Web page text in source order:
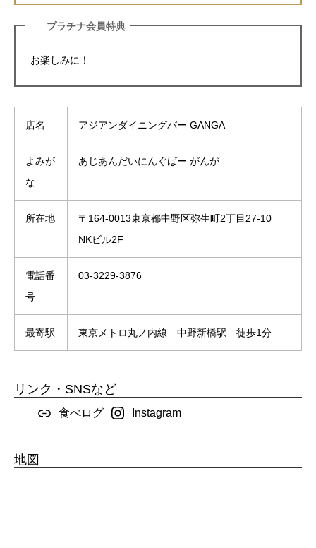
プラチナ会員特典
お楽しみに！
店名 アジアンダイニングバー GANGA
よみが
な
あじあんだいにんぐばー がんが
所在地
〒164-0013東京都中野区弥生町2丁目27-10
NKビル2F
電話番
号
03-3229-3876
最寄駅 東京メトロ丸ノ内線 中野新橋駅 徒歩1分
リンク・SNSなど
食べログ Instagram
地図